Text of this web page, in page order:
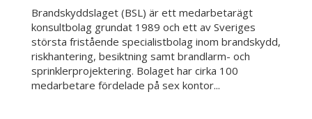
Brandskyddslaget (BSL) är ett medarbetarägt
konsultbolag grundat 1989 och ett av Sveriges
största fristående specialistbolag inom brandskydd,
riskhantering, besiktning samt brandlarm- och
sprinklerprojektering. Bolaget har cirka 100
medarbetare fördelade på sex kontor...